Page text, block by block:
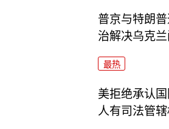
普京与特朗
治解决乌克
最热
美拒绝承认
人有司法管辖